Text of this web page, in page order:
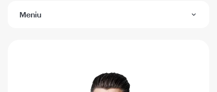
Meniu